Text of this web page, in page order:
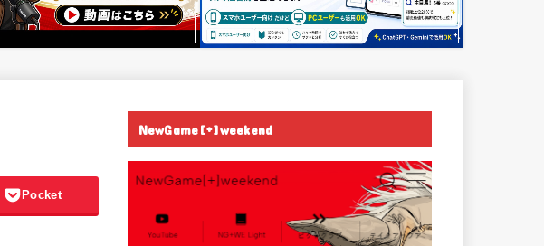
Pocket
NewGame[+]weekend